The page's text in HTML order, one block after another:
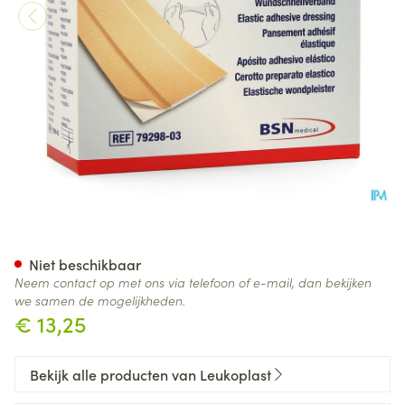
€ 13,25
Niet beschikbaar
Neem contact op met ons via telefoon of e-mail, dan bekijken
we samen de mogelijkheden.
Bekijk alle producten van Leukoplast